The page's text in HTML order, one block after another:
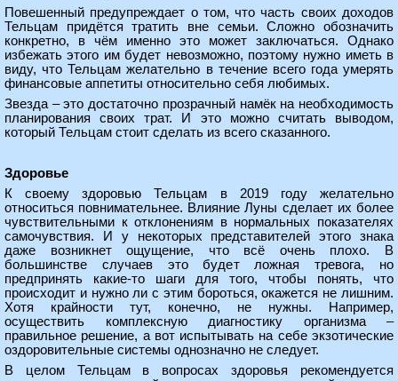
Повешенный предупреждает о том, что часть своих доходов
Тельцам придётся тратить вне семьи. Сложно обозначить
конкретно, в чём именно это может заключаться. Однако
избежать этого им будет невозможно, поэтому нужно иметь в
виду, что Тельцам желательно в течение всего года умерять
финансовые аппетиты относительно себя любимых.
Звезда – это достаточно прозрачный намёк на необходимость
планирования своих трат. И это можно считать выводом,
который Тельцам стоит сделать из всего сказанного.
Здоровье
К своему здоровью Тельцам в 2019 году желательно
относиться повнимательнее. Влияние Луны сделает их более
чувствительными к отклонениям в нормальных показателях
самочувствия. И у некоторых представителей этого знака
даже возникнет ощущение, что всё очень плохо. В
большинстве случаев это будет ложная тревога, но
предпринять какие-то шаги для того, чтобы понять, что
происходит и нужно ли с этим бороться, окажется не лишним.
Хотя крайности тут, конечно, не нужны. Например,
осуществить комплексную диагностику организма –
правильное решение, а вот испытывать на себе экзотические
оздоровительные системы однозначно не следует.
В целом Тельцам в вопросах здоровья рекомендуется